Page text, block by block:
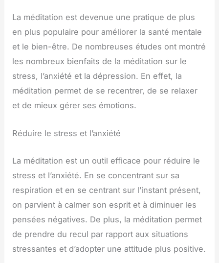
La méditation est devenue une pratique de plus
en plus populaire pour améliorer la santé mentale
et le bien-être. De nombreuses études ont montré
les nombreux bienfaits de la méditation sur le
stress, l’anxiété et la dépression. En effet, la
méditation permet de se recentrer, de se relaxer
et de mieux gérer ses émotions.
Réduire le stress et l’anxiété
La méditation est un outil efficace pour réduire le
stress et l’anxiété. En se concentrant sur sa
respiration et en se centrant sur l’instant présent,
on parvient à calmer son esprit et à diminuer les
pensées négatives. De plus, la méditation permet
de prendre du recul par rapport aux situations
stressantes et d’adopter une attitude plus positive.